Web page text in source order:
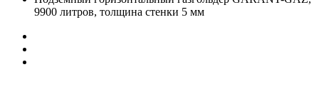
9900 литров, толщина стенки 5 мм